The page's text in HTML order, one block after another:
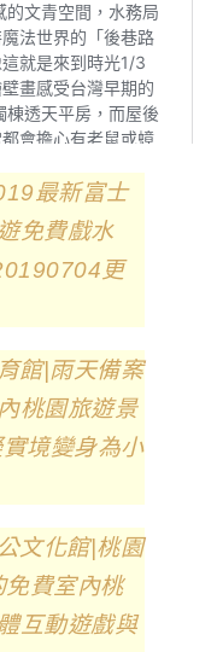
最新富士
免費戲水
更
館|雨天備案
桃園旅遊景
境變身為小
文化館|桃園
免費室內桃
互動遊戲與